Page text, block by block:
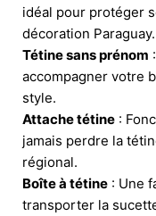
idéal pour protéger
décoration Paraguay.
Tétine sans prénom
accompagner votre
style.
Attache tétine :
jamais perdre la
régional.
Boîte à tétine : Une
transporter la